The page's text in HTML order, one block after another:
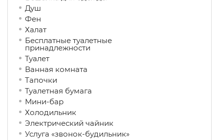
Душ
Фен
Халат
Бесплатные туалетные
принадлежности
Туалет
Ванная комната
Тапочки
Туалетная бумага
Мини-бар
Холодильник
Электрический чайник
Услуга «звонок-будильник»